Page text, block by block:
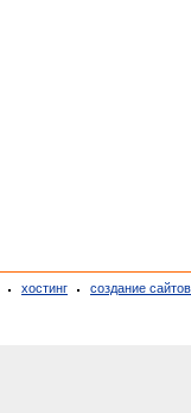
хостинг создание сайтов